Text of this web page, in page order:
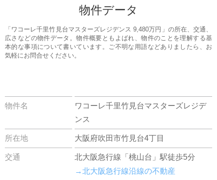
物件データ
「ワコーレ千里竹見台マスターズレジデンス 9,480万円」の所在、交通、
広さなどの物件データ。物件概要ともよばれ、物件のことを理解する基
本的な事項について書いています。ご不明な用語などありましたら、お
気軽にお問合せください。
物件名
ワコーレ千里竹見台マスターズレジデ
ンス
所在地 大阪府吹田市竹見台4丁目
交通
北大阪急行線「桃山台」駅徒歩5分
→北大阪急行線沿線の不動産